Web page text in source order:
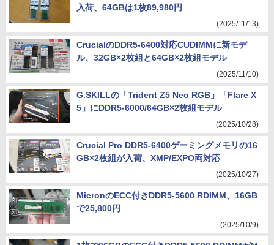
入荷、64GBは1枚89,980円
(2025/11/13)
CrucialのDDR5-6400対応CUDIMMに新モデ
ル、32GB×2枚組と64GB×2枚組モデル
(2025/11/10)
G.SKILLの「Trident Z5 Neo RGB」「Flare X
5」にDDR5-6000/64GB×2枚組モデル
(2025/10/28)
Crucial Pro DDR5-6400ゲーミングメモリの16
GB×2枚組が入荷、XMP/EXPO両対応
(2025/10/27)
MicronのECC付きDDR5-5600 RDIMM、16GB
で25,800円
(2025/10/9)